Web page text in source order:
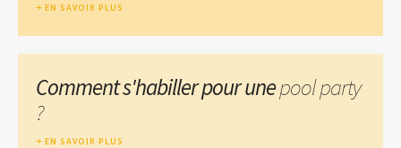
EN SAVOIR PLUS
Comment s'habiller pour unepool party
?
EN SAVOIR PLUS